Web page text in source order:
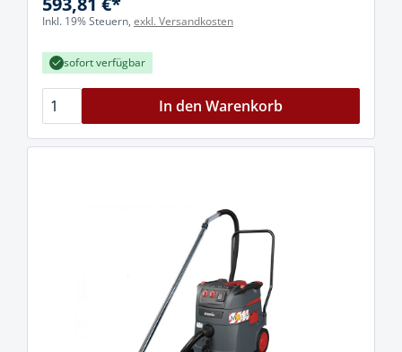
Inkl. 19% Steuern, exkl. Versandkosten
sofort verfügbar
In den Warenkorb